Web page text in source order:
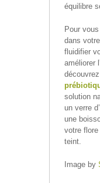
équilibre
Pour
dans
fluidifier
améliorer
solution
un verre
une
votre
teint.
Image by